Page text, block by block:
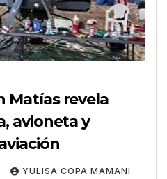
Matías revela
avioneta y
YULISA COPA MAMANI